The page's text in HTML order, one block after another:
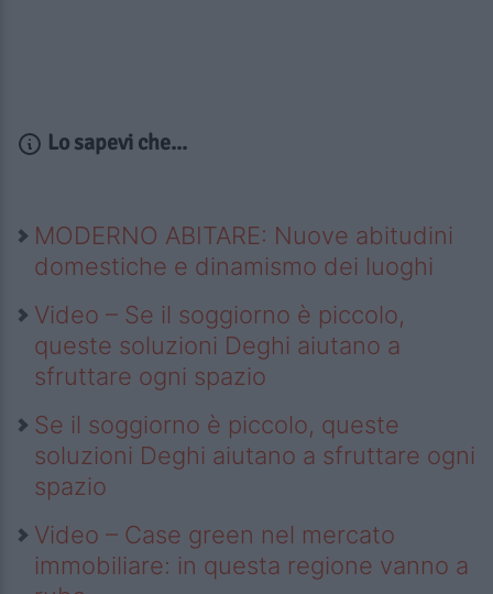
Lo sapevi che...
MODERNO ABITARE: Nuove abitudini
domestiche e dinamismo dei luoghi
Video – Se il soggiorno è piccolo,
queste soluzioni Deghi aiutano a
sfruttare ogni spazio
Se il soggiorno è piccolo, queste
soluzioni Deghi aiutano a sfruttare ogni
spazio
Video – Case green nel mercato
immobiliare: in questa regione vanno a